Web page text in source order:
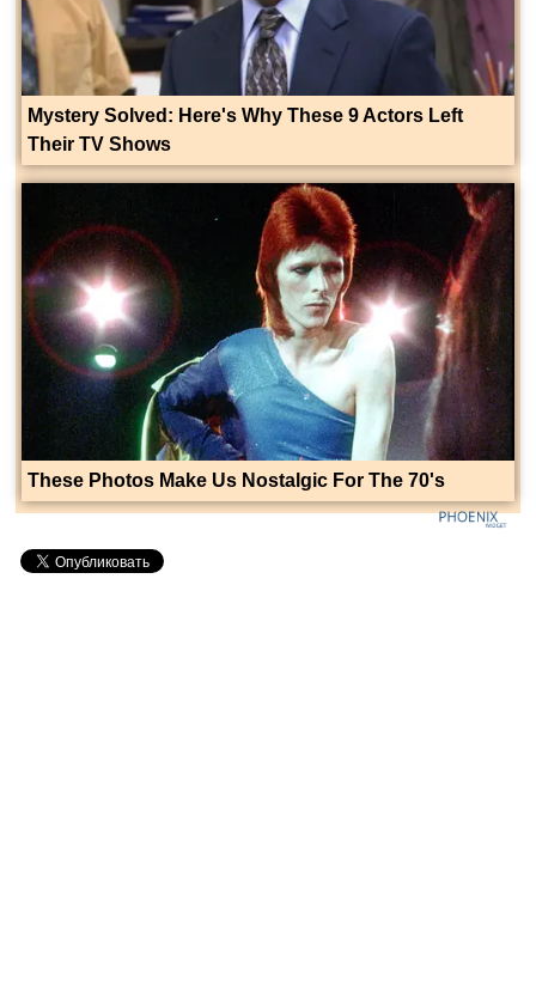
Mystery Solved: Here's Why These 9 Actors Left
Their TV Shows
These Photos Make Us Nostalgic For The 70's